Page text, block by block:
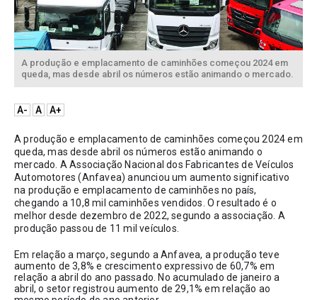
A produção e emplacamento de caminhões começou 2024 em
queda, mas desde abril os números estão animando o mercado.
A- A A+
A produção e emplacamento de caminhões começou 2024 em
queda, mas desde abril os números estão animando o
mercado. A Associação Nacional dos Fabricantes de Veículos
Automotores (Anfavea) anunciou um aumento significativo
na produção e emplacamento de caminhões no país,
chegando a 10,8 mil caminhões vendidos. O resultado é o
melhor desde dezembro de 2022, segundo a associação. A
produção passou de 11 mil veículos.
Em relação a março, segundo a Anfavea, a produção teve
aumento de 3,8% e crescimento expressivo de 60,7% em
relação a abril do ano passado. No acumulado de janeiro a
abril, o setor registrou aumento de 29,1% em relação ao